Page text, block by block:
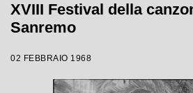
XVIII Festival della
Sanremo
02 FEBBRAIO 1968